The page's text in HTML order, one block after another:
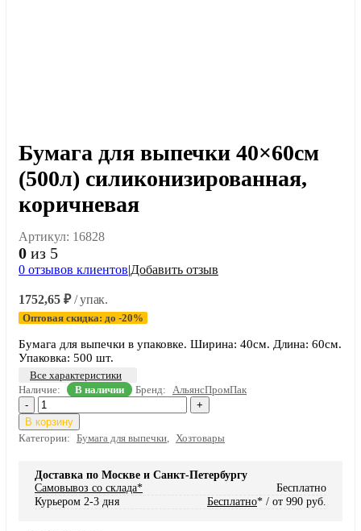
Бумага для выпечки 40×60см
(500л) силиконизированная,
коричневая
Артикул: 16828
0 из 5
0 отзывов клиентов|Добавить отзыв
1752,65 ₽ / упак.
Оптовая скидка: до -20%
Бумага для выпечки в упаковке. Ширина: 40см. Длина: 60см.
Упаковка: 500 шт.
Все характеристики
Наличие:
В наличии Бренд:
АльянсПромПак
-
+
В корзину
Категории: Бумага для выпечки Хозтовары
Доставка по Москве и Санкт-Петербургу
Самовывоз со склада*
Бесплатно
Курьером 2-3 дня
Бесплатно* / от 990 руб.